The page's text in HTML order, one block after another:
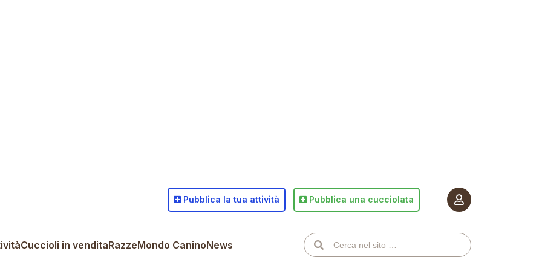
Cuccioli in venditaRazzeMondo CaninoNews
Pubblica la tua attività Pubblica una cucciolata